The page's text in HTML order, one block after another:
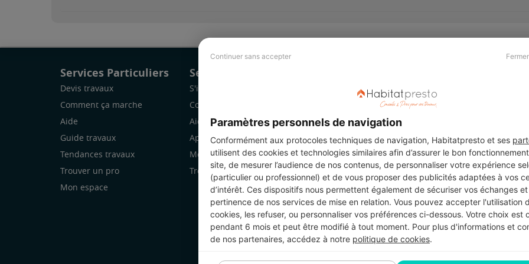
Continuer sans accepter
Paramètres personnels de navigation
Conformément aux protocoles techniques de navigation, Habitatpresto et ses
utilisent des cookies et technologies similaires afin d’assurer le bon
site, de mesurer l’audience de nos contenus, de personnaliser votre expérience
(particulier ou professionnel) et de vous proposer des publicités adaptées à vos
d’intérêt. Ces dispositifs nous permettent également de sécuriser vos échanges
pertinence de nos services de mise en relation. Vous pouvez accepter l'utilisation
cookies, les refuser, ou personnaliser vos préférences ci-dessous. Votre choix est
pendant 6 mois et peut être modifié à tout moment. Pour plus d'informations et
de nos partenaires, accédez à notre politique de cookies.
Services Particuliers
Devis travaux
Comment ça marche
Aide
Guide travaux
Tendances travaux
Trouver un pro
Mon espace
Services Pro
S'inscrire
Comment ça marche
Aide
Application Mobile
Mon espace
Trouver des chantiers
Revue de presse
Légal
Charte cookies
Suivez-nous